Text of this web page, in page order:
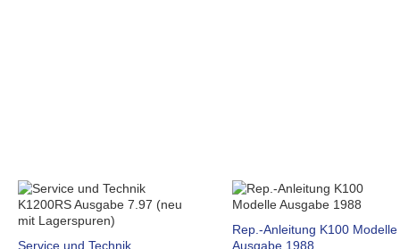
Service und Technik
Rep.-Anleitung K100 Modelle
Ausgabe 1988